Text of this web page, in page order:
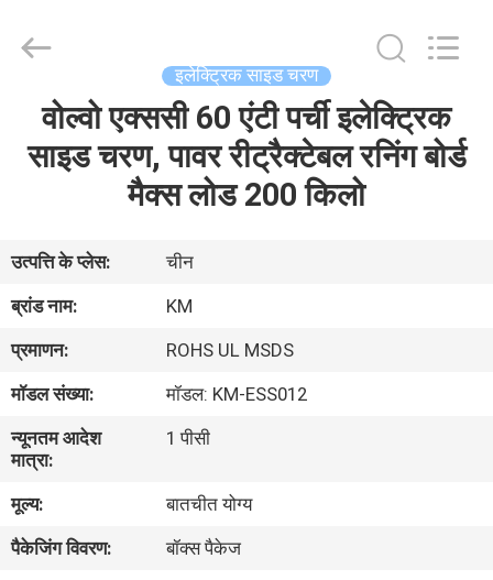
हमारे
बारे
में
कारखाना
भ्रमण
गुणवत्ता
नियंत्रण
Technology
Reserved.
इलेक्ट्रिक साइड चरण
वोल्वो एक्ससी 60 एंटी पर्ची इलेक्ट्रिक
साइड चरण, पावर रीट्रैक्टेबल रनिंग बोर्ड
मैक्स लोड 200 किलो
उत्पत्ति के प्लेस:
चीन
ब्रांड नाम:
KM
प्रमाणन:
ROHS UL MSDS
मॉडल संख्या:
मॉडल: KM-ESS012
न्यूनतम आदेश
मात्रा:
1 पीसी
मूल्य:
बातचीत योग्य
पैकेजिंग विवरण:
बॉक्स पैकेज